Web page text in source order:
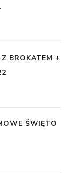
BROKATEM +
ŚWIĘTO